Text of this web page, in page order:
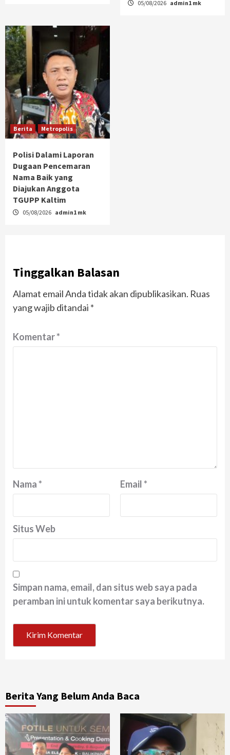
05/08/2026 admin1 mk
Berita Metropolis
Polisi Dalami Laporan
Dugaan Pencemaran
Nama Baik yang
Diajukan Anggota
TGUPP Kaltim
05/08/2026 admin1 mk
Tinggalkan Balasan
Alamat email Anda tidak akan dipublikasikan. Ruas
yang wajib ditandai *
Komentar*
Nama* Email*
Situs Web
Simpan nama, email, dan situs web saya pada
peramban ini untuk komentar saya berikutnya.
Berita Yang Belum Anda Baca